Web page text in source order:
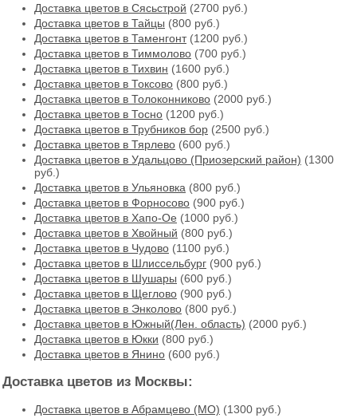
Доставка цветов в Сясьстрой (2700 руб.)
Доставка цветов в Тайцы (800 руб.)
Доставка цветов в Таменгонт(1200 руб.)
Доставка цветов в Тиммолово (700 руб.)
Доставка цветов в Тихвин (1600 руб.)
Доставка цветов в Токсово (800 руб.)
Доставка цветов в Толоконниково (2000 руб.)
Доставка цветов в Тосно (1200 руб.)
Доставка цветов в Трубников бор (2500 руб.)
Доставка цветов в Тярлево (600 руб.)
Доставка цветов в Удальцово (Приозерский район) (1300
руб.)
Доставка цветов в Ульяновка (800 руб.)
Доставка цветов в Форносово (900 руб.)
Доставка цветов в Хапо-Ое (1000 руб.)
Доставка цветов в Хвойный (800 руб.)
Доставка цветов в Чудово (1100 руб.)
Доставка цветов в Шлиссельбург (900 руб.)
Доставка цветов в Шушары (600 руб.)
Доставка цветов в Щеглово (900 руб.)
Доставка цветов в Энколово (800 руб.)
Доставка цветов в Южный(Лен. область) (2000 руб.)
Доставка цветов в Юкки (800 руб.)
Доставка цветов в Янино (600 руб.)
Доставка цветов из Москвы:
Доставка цветов в Абрамцево (МО) (1300 руб.)